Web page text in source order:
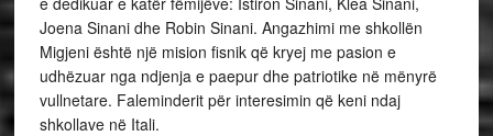
Joena Sinani dhe Robin Sinani. Angazhimi me shkollën
Migjeni është një mision fisnik që kryej me pasion e
udhëzuar nga ndjenja e paepur dhe patriotike në mënyrë
vullnetare. Faleminderit për interesimin që keni ndaj
shkollave në Itali.